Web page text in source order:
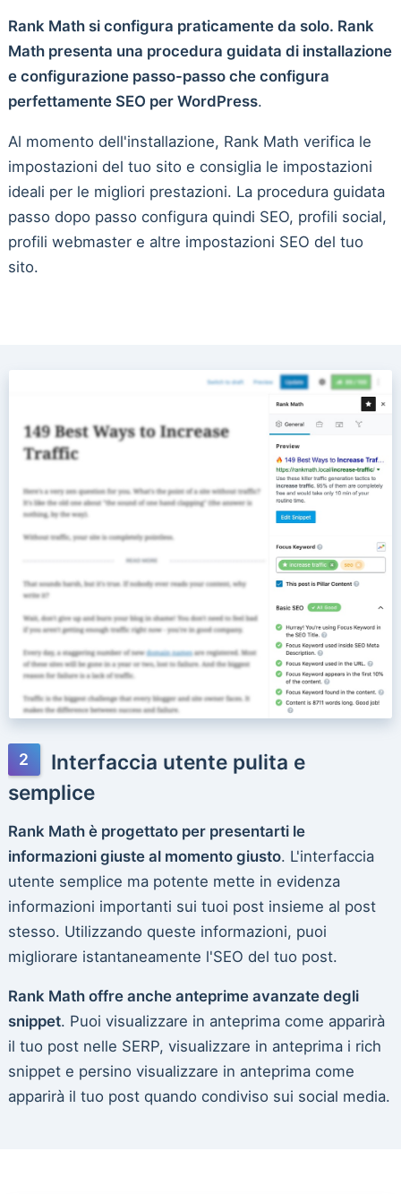
Rank Math si configura praticamente da solo. Rank
Math presenta una procedura guidata di installazione
e configurazione passo-passo che configura
perfettamente SEO per WordPress.
Al momento dell'installazione, Rank Math verifica le
impostazioni del tuo sito e consiglia le impostazioni
ideali per le migliori prestazioni. La procedura guidata
passo dopo passo configura quindi SEO, profili social,
profili webmaster e altre impostazioni SEO del tuo
sito.
Interfaccia utente pulita e
semplice
Rank Math è progettato per presentarti le
informazioni giuste al momento giusto. L'interfaccia
utente semplice ma potente mette in evidenza
informazioni importanti sui tuoi post insieme al post
stesso. Utilizzando queste informazioni, puoi
migliorare istantaneamente l'SEO del tuo post.
Rank Math offre anche anteprime avanzate degli
snippet. Puoi visualizzare in anteprima come apparirà
il tuo post nelle SERP, visualizzare in anteprima i rich
snippet e persino visualizzare in anteprima come
apparirà il tuo post quando condiviso sui social media.